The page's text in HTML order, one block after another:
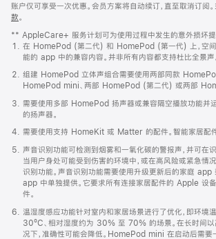
账户仅可享受一次优惠。会员方案将自动续订，直至取消订阅
款。
窗
口
中
打
开)
** AppleCare+ 服务计划可为使用过程中发生的意外损坏提
在 HomePod (第二代) 和 HomePod (第一代) 上，空间
能的 app 中的兼容内容。并非所有内容都支持杜比全景声
组建 HomePod 立体声组合需要使用两部同款
HomePod mini、两部 HomePod (第二代) 或两部
需要使用多部 HomePod 扬声器或兼容隔空播放功能并
的扬声器。
需要使用支持 HomeKit 或 Matter 的配件。智能家居配件
声音识别功能可检测到烟雾和一氧化碳的警报声，并可在
当用户身处可能受到伤害的环境中，或在高风险或紧急情
识别功能。声音识别功能需要使用升级更新后的家庭 app
app 中单独提供。它要求所有连接家居配件的 Apple 设
件。
温湿度感应功能针对室内和家居场景进行了优化，即环境
30ºC、相对湿度约为 30% 至 70% 的场景。在长时间以
况下，准确性可能会降低。HomePod mini 在启动后需要